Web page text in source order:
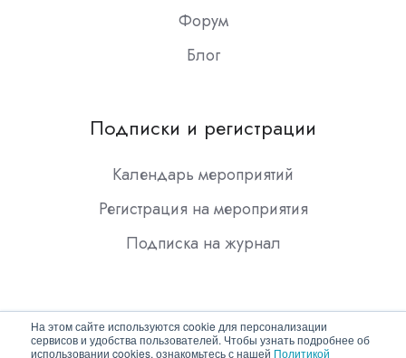
На этом сайте используются cookie для персонализации
сервисов и удобства пользователей. Чтобы узнать подробнее об
использовании cookies, ознакомьтесь с нашей Политикой
Форум
Блог
Подписки и регистрации
Календарь мероприятий
Регистрация на мероприятия
Подписка на журнал